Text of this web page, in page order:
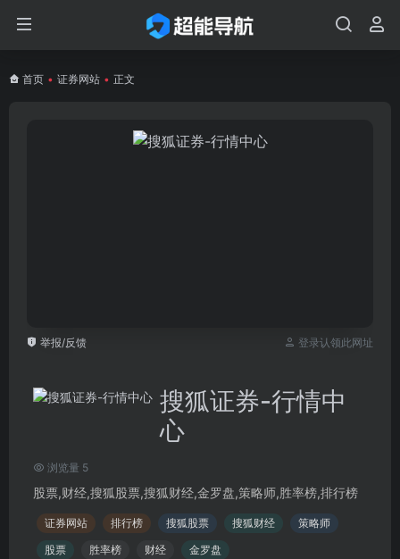
首页 • 证券网站 • 正文
举报/反馈 登录认领此网址
搜狐证券-行情中
心
浏览量 5
股票,财经,搜狐股票,搜狐财经,金罗盘,策略师,胜率榜,排行榜
证券网站 排行榜 搜狐股票 搜狐财经
策略师
股票
胜率榜 财经 金罗盘